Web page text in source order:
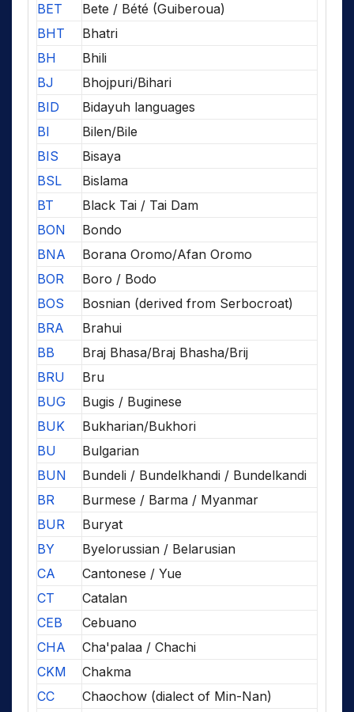
BET
Bete / Bété (Guiberoua)
BHT
Bhatri
BH
Bhili
BJ
Bhojpuri/Bihari
BID
Bidayuh languages
BI
Bilen/Bile
BIS
Bisaya
BSL
Bislama
BT
Black Tai / Tai Dam
BON
Bondo
BNA
Borana Oromo/Afan Oromo
BOR
Boro / Bodo
BOS
Bosnian (derived from Serbocroat)
BRA
Brahui
BB
Braj Bhasa/Braj Bhasha/Brij
BRU
Bru
BUG
Bugis / Buginese
BUK
Bukharian/Bukhori
BU
Bulgarian
BUN
Bundeli / Bundelkhandi / Bundelkandi
BR
Burmese / Barma / Myanmar
BUR
Buryat
BY
Byelorussian / Belarusian
CA
Cantonese / Yue
CT
Catalan
CEB
Cebuano
CHA
Cha'palaa / Chachi
CKM
Chakma
CC
Chaochow (dialect of Min-Nan)